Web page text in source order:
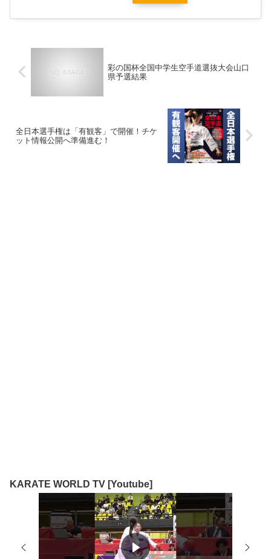
彩の国杯全国中学生空手道選抜大会山口
県予選結果
全日本選手権は「有観客」で開催！チケ
ット情報公開へ準備進む！
KARATE WORLD TV [Youtube]